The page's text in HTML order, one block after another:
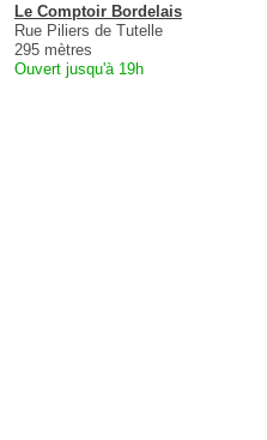
Le Comptoir Bordelais
Rue Piliers de Tutelle
295 mètres
Ouvert jusqu'à 19h